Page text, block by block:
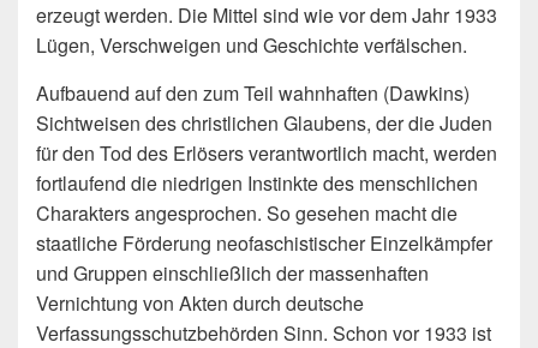
erzeugt werden. Die Mittel sind wie vor dem Jahr 1933
Lügen, Verschweigen und Geschichte verfälschen.
Aufbauend auf den zum Teil wahnhaften (Dawkins)
Sichtweisen des christlichen Glaubens, der die Juden
für den Tod des Erlösers verantwortlich macht, werden
fortlaufend die niedrigen Instinkte des menschlichen
Charakters angesprochen. So gesehen macht die
staatliche Förderung neofaschistischer Einzelkämpfer
und Gruppen einschließlich der massenhaften
Vernichtung von Akten durch deutsche
Verfassungsschutzbehörden Sinn. Schon vor 1933 ist